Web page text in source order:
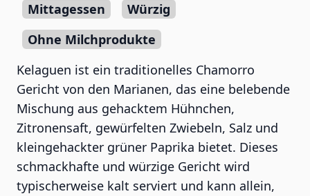
Mittagessen
Würzig
Ohne Milchprodukte
Kelaguen ist ein traditionelles Chamorro
Gericht von den Marianen, das eine belebende
Mischung aus gehacktem Hühnchen,
Zitronensaft, gewürfelten Zwiebeln, Salz und
kleingehackter grüner Paprika bietet. Dieses
schmackhafte und würzige Gericht wird
typischerweise kalt serviert und kann allein,